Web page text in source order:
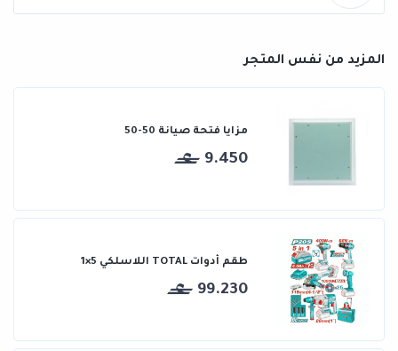
المزيد من نفس المتجر
مزايا فتحة صيانة 50-50
9.450
طقم أدوات TOTAL اللاسلكي 5×1
99.230